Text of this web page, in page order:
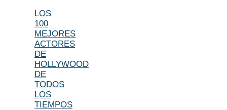
LOS
100
MEJORES
ACTORES
DE
HOLLYWOOD
DE
TODOS
LOS
TIEMPOS